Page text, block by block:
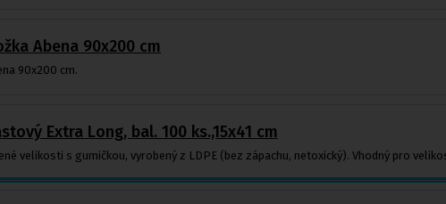
Abena 90x200 cm
90x200 cm.
Extra Long, bal. 100 ks.,15x41 cm
velikosti s gumičkou, vyrobený z LDPE (bez zápachu, netoxický). Vhodný pro